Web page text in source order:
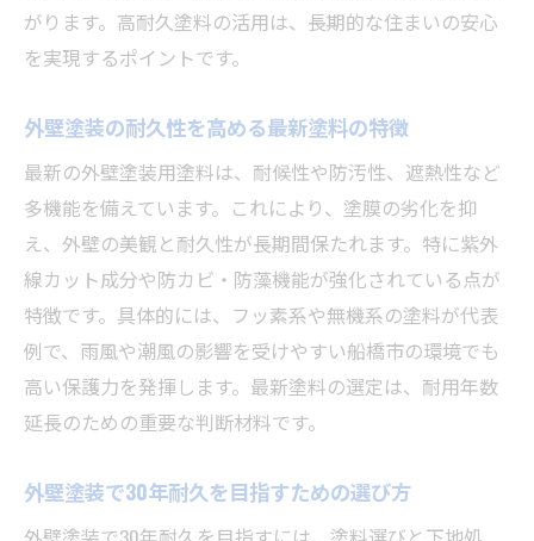
がります。高耐久塗料の活用は、長期的な住まいの安心
を実現するポイントです。
外壁塗装の耐久性を高める最新塗料の特徴
最新の外壁塗装用塗料は、耐候性や防汚性、遮熱性など
多機能を備えています。これにより、塗膜の劣化を抑
え、外壁の美観と耐久性が長期間保たれます。特に紫外
線カット成分や防カビ・防藻機能が強化されている点が
特徴です。具体的には、フッ素系や無機系の塗料が代表
例で、雨風や潮風の影響を受けやすい船橋市の環境でも
高い保護力を発揮します。最新塗料の選定は、耐用年数
延長のための重要な判断材料です。
外壁塗装で30年耐久を目指すための選び方